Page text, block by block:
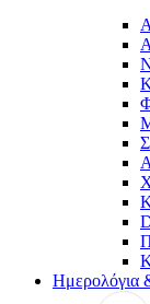
Ημερολόγια